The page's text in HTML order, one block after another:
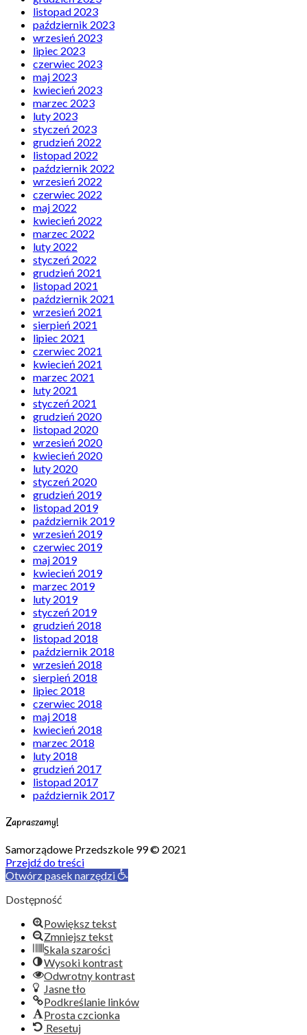
listopad 2023
październik 2023
wrzesień 2023
lipiec 2023
czerwiec 2023
maj 2023
kwiecień 2023
marzec 2023
luty 2023
styczeń 2023
grudzień 2022
listopad 2022
październik 2022
wrzesień 2022
czerwiec 2022
maj 2022
kwiecień 2022
marzec 2022
luty 2022
styczeń 2022
grudzień 2021
listopad 2021
październik 2021
wrzesień 2021
sierpień 2021
lipiec 2021
czerwiec 2021
kwiecień 2021
marzec 2021
luty 2021
styczeń 2021
grudzień 2020
listopad 2020
wrzesień 2020
kwiecień 2020
luty 2020
styczeń 2020
grudzień 2019
listopad 2019
październik 2019
wrzesień 2019
czerwiec 2019
maj 2019
kwiecień 2019
marzec 2019
luty 2019
styczeń 2019
grudzień 2018
listopad 2018
październik 2018
wrzesień 2018
sierpień 2018
lipiec 2018
czerwiec 2018
maj 2018
kwiecień 2018
marzec 2018
luty 2018
grudzień 2017
listopad 2017
październik 2017
Zapraszamy!
Samorządowe Przedszkole 99 © 2021
Przejdź do treści
Otwórz pasek narzędzi
Dostępność
Powiększ tekst
Zmniejsz tekst
Skala szarości
Wysoki kontrast
Odwrotny kontrast
Jasne tło
Podkreślanie linków
Prosta czcionka
Resetuj